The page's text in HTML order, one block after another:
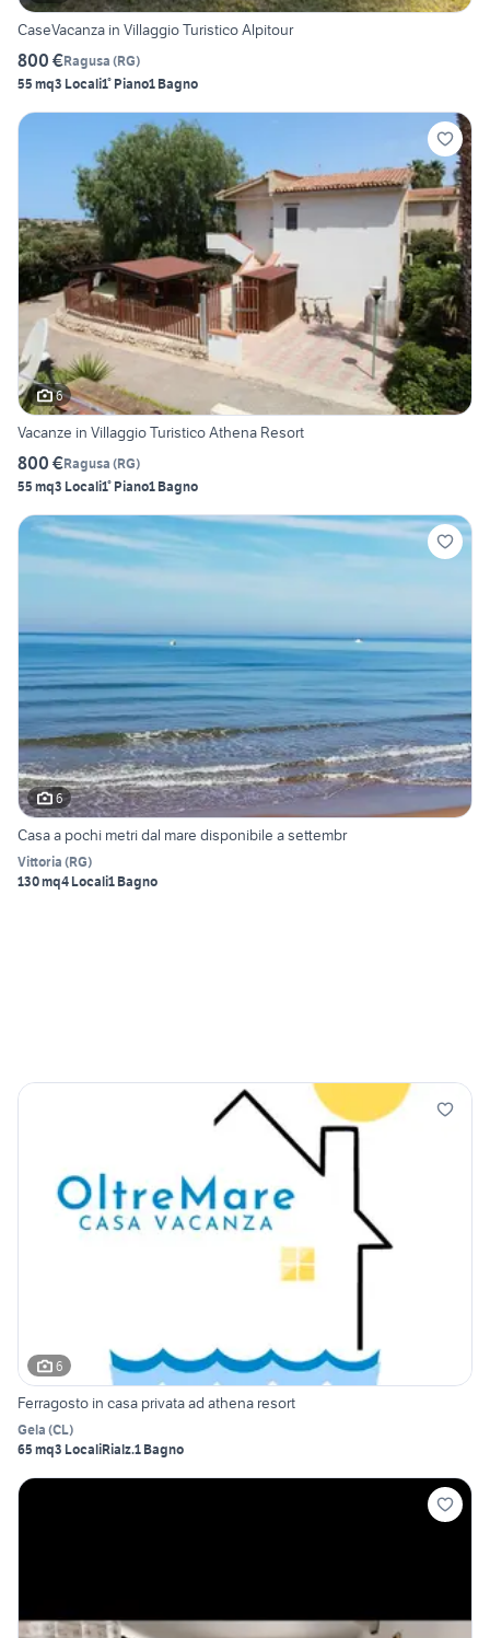
CaseVacanza in Villaggio Turistico Alpitour
800 €Ragusa (RG)
55 mq3 Locali1° Piano1 Bagno
6
Vacanze in Villaggio Turistico Athena Resort
800 €Ragusa (RG)
55 mq3 Locali1° Piano1 Bagno
6
Casa a pochi metri dal mare disponibile a settembr
Vittoria (RG)
130 mq4 Locali1 Bagno
6
Ferragosto in casa privata ad athena resort
Gela (CL)
65 mq3 LocaliRialz.1 Bagno